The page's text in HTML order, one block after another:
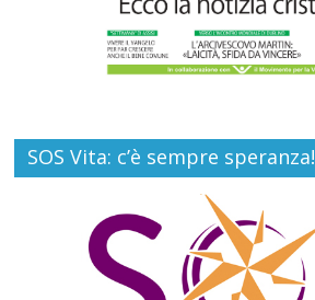
SOS Vita: c’è sempre speranza!